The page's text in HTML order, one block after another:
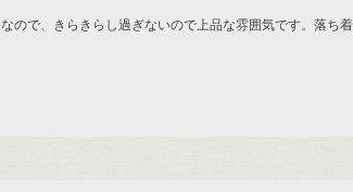
ので、きらきらし過ぎないので上品な雰囲気です。落ち